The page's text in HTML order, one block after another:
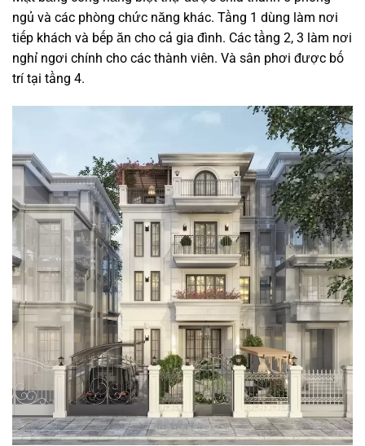
ngủ và các phòng chức năng khác. Tầng 1 dùng làm nơi
tiếp khách và bếp ăn cho cả gia đình. Các tầng 2, 3 làm nơi
nghỉ ngơi chính cho các thành viên. Và sân phơi được bố
trí tại tầng 4.